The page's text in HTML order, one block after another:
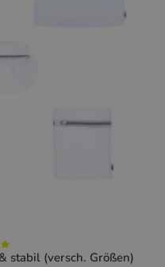
stabil (versch. Größen)